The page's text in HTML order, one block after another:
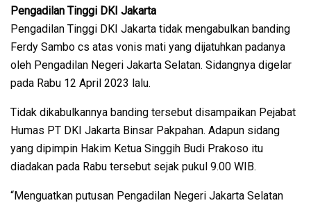
Pengadilan Tinggi DKI Jakarta
Pengadilan Tinggi DKI Jakarta tidak mengabulkan banding
Ferdy Sambo cs atas vonis mati yang dijatuhkan padanya
oleh Pengadilan Negeri Jakarta Selatan. Sidangnya digelar
pada Rabu 12 April 2023 lalu.
Tidak dikabulkannya banding tersebut disampaikan Pejabat
Humas PT DKI Jakarta Binsar Pakpahan. Adapun sidang
yang dipimpin Hakim Ketua Singgih Budi Prakoso itu
diadakan pada Rabu tersebut sejak pukul 9.00 WIB.
“Menguatkan putusan Pengadilan Negeri Jakarta Selatan